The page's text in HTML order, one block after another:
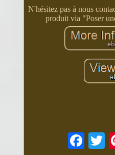
N'hésitez pas à nous
produit via "Poser